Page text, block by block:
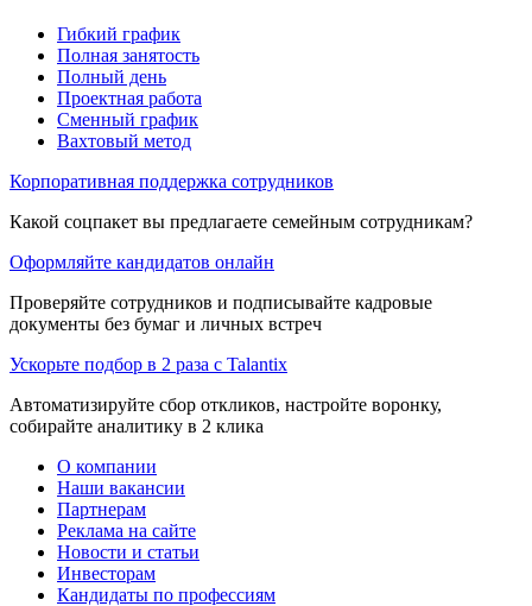
Гибкий график
Полная занятость
Полный день
Проектная работа
Сменный график
Вахтовый метод
Корпоративная поддержка сотрудников
Какой соцпакет вы предлагаете семейным сотрудникам?
Оформляйте кандидатов онлайн
Проверяйте сотрудников и подписывайте кадровые
документы без бумаг и личных встреч
Ускорьте подбор в 2 раза с Talantix
Автоматизируйте сбор откликов, настройте воронку,
собирайте аналитику в 2 клика
О компании
Наши вакансии
Партнерам
Реклама на сайте
Новости и статьи
Инвесторам
Кандидаты по профессиям